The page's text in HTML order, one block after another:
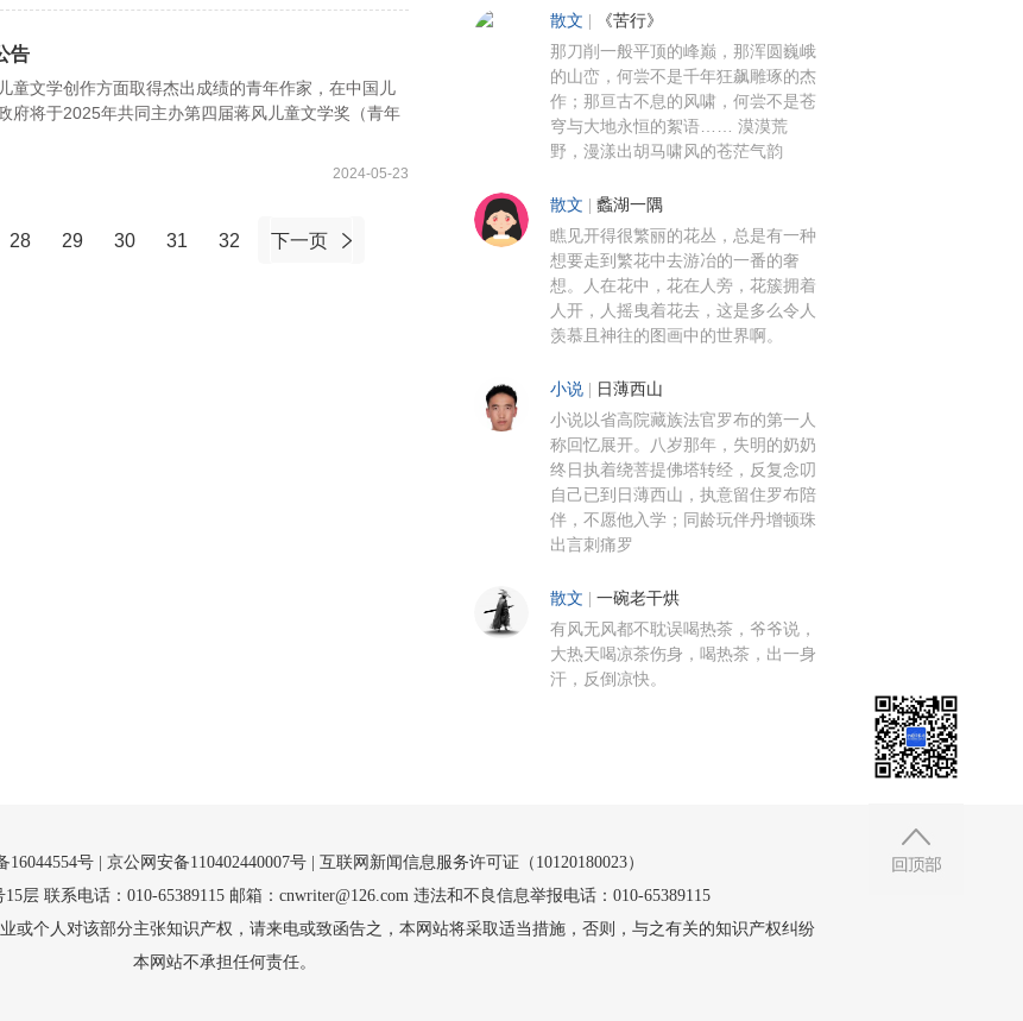
告
文学创作方面取得杰出成绩的青年作家，在中国儿
府将于2025年共同主办第四届蒋风儿童文学奖（青年
2024-05-23
28 29 30 31 32 下一页
散文 《苦行》
那刀削一般平顶的峰巅，那浑圆巍峨
的山峦，何尝不是千年狂飙雕琢的杰
作；那亘古不息的风啸，何尝不是苍
穹与大地永恒的絮语…… 漠漠荒
野，漫漾出胡马啸风的苍茫气韵
散文 蠡湖一隅
瞧见开得很繁丽的花丛，总是有一种
想要走到繁花中去游冶的一番的奢
想。人在花中，花在人旁，花簇拥着
人开，人摇曳着花去，这是多么令人
羡慕且神往的图画中的世界啊。
小说 日薄西山
小说以省高院藏族法官罗布的第一人
称回忆展开。八岁那年，失明的奶奶
终日执着绕菩提佛塔转经，反复念叨
自己已到日薄西山，执意留住罗布陪
伴，不愿他入学；同龄玩伴丹增顿珠
出言刺痛罗
散文 一碗老干烘
有风无风都不耽误喝热茶，爷爷说，
大热天喝凉茶伤身，喝热茶，出一身
汗，反倒凉快。
16044554号 | 京公网安备110402440007号 | 互联网新闻信息服务许可证（10120180023）
层 联系电话：010-65389115 邮箱：cnwriter@126.com 违法和不良信息举报电话：010-65389115
或个人对该部分主张知识产权，请来电或致函告之，本网站将采取适当措施，否则，与之有关的知识产权纠纷
本网站不承担任何责任。